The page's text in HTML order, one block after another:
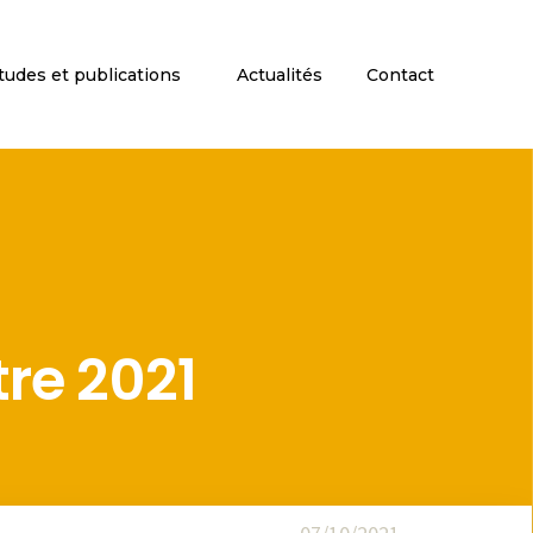
et publications Actualités Contact
2021